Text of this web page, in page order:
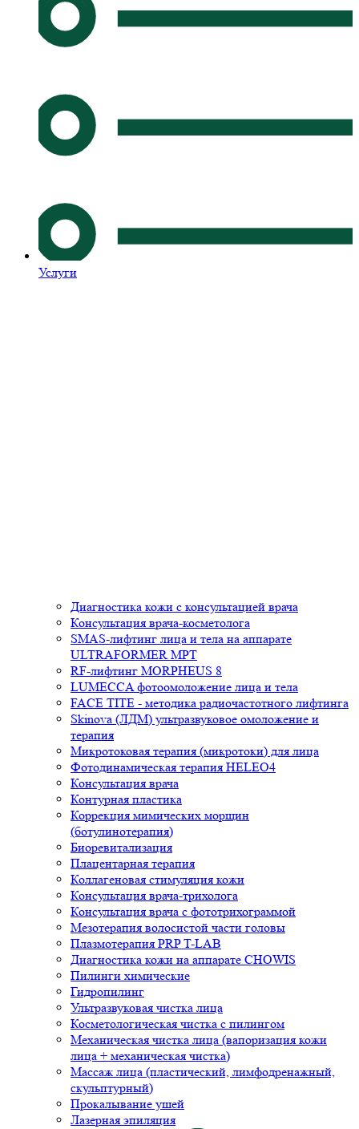
Услуги
Диагностика кожи с консультацией врача
Консультация врача-косметолога
SMAS-лифтинг лица и тела на аппарате
ULTRAFORMER MPT
RF-лифтинг MORPHEUS 8
LUMECCA фотоомоложение лица и тела
FACE TITE - методика радиочастотного лифтинга
Skinova (ЛДМ) ультразвуковое омоложение и
терапия
Микротоковая терапия (микротоки) для лица
Фотодинамическая терапия HELEO4
Консультация врача
Контурная пластика
Коррекция мимических морщин
(ботулинотерапия)
Биоревитализация
Плацентарная терапия
Коллагеновая стимуляция кожи
Консультация врача-трихолога
Консультация врача с фототрихограммой
Мезотерапия волосистой части головы
Плазмотерапия PRP T-LAB
Диагностика кожи на аппарате CHOWIS
Пилинги химические
Гидропилинг
Ультразвуковая чистка лица
Косметологическая чистка с пилингом
Механическая чистка лица (вапоризация кожи
лица + механическая чистка)
Массаж лица (пластический, лимфодренажный,
скульптурный)
Прокалывание ушей
Лазерная эпиляция